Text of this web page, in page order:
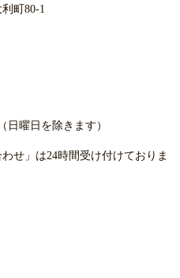
町80-1
日曜日を除きます）
せ」は24時間受け付けておりま